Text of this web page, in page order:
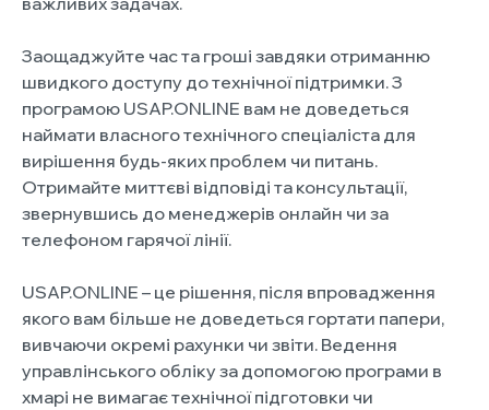
Заощаджуйте час та гроші завдяки отриманню
швидкого доступу до технічної підтримки. З
програмою USAP.ONLINE вам не доведеться
наймати власного технічного спеціаліста для
вирішення будь-яких проблем чи питань.
Отримайте миттєві відповіді та консультації,
звернувшись до менеджерів онлайн чи за
телефоном гарячої лінії.
USAP.ONLINE – це рішення, після впровадження
якого вам більше не доведеться гортати папери,
вивчаючи окремі рахунки чи звіти. Ведення
управлінського обліку за допомогою програми в
хмарі не вимагає технічної підготовки чи